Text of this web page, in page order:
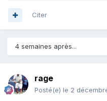
Citer
4 semaines après...
rage
Posté(e) le 2